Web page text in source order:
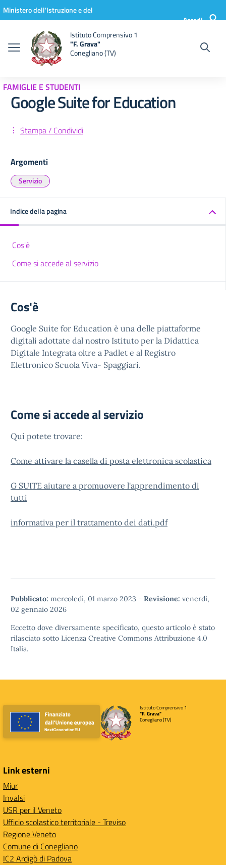
Vai ai contenuti
Vai al menu di navigazione
Vai al footer
Ministero dell'Istruzione e del
Accedi
Istituto Comprensivo 1
"F. Grava"
Conegliano (TV)
FAMIGLIE E STUDENTI
Google Suite for Education
Stampa / Condividi
Argomenti
Servizio
Indice della pagina
Cos'è
Come si accede al servizio
Cos'è
Google Suite for Education è una delle piattaforme
digitali adottate dal nostro Istituto per la Didattica
Digitale Integrata oltre a Padlet e al Registro
Elettronico Scuola Viva- Spaggiari.
Come si accede al servizio
Qui potete trovare:
Come attivare la casella di posta elettronica scolastica
G SUITE aiutare a promuovere l'apprendimento di
tutti
informativa per il trattamento dei dati.pdf
Pubblicato: mercoledì, 01 marzo 2023 - Revisione: venerdì,
02 gennaio 2026
Eccetto dove diversamente specificato, questo articolo è stato
rilasciato sotto Licenza Creative Commons Attribuzione 4.0
Italia.
Istituto Comprensivo 1
"F. Grava"
Conegliano (TV)
Link esterni
Miur
Invalsi
USR per il Veneto
Ufficio scolastico territoriale - Treviso
Regione Veneto
Comune di Conegliano
IC2 Ardigò di Padova